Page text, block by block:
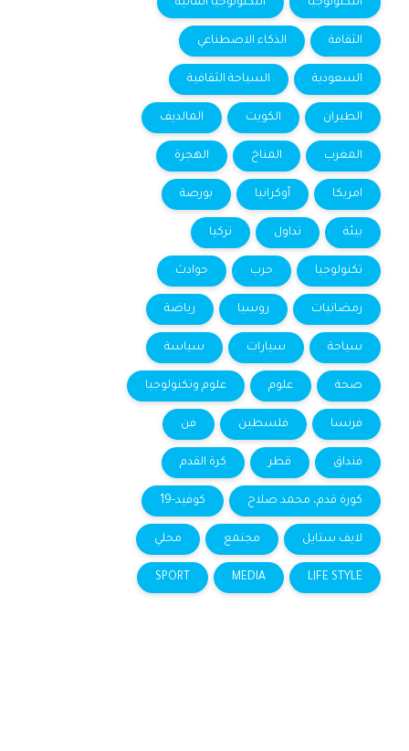
التكنولوجيا التكنولوجيا المالية
الثقافة الذكاء الاصطناعي
السعودية السياحة الثقافية
الطيران الكويت المالديف
المغرب المناخ الهجرة
امريكا أوكرانيا بورصة
بيئة تداول تركيا
تكنولوجيا حرب حوادث
رمضانيات روسيا رياضة
سياحة سيارات سياسة
صحة علوم علوم وتكنولوجيا
فرنسا فلسطين فن
فنداق قطر كرة القدم
كورة قدم، محمد صلاح كوفيد-19
لايف ستايل مجتمع محلي
LIFE STYLE
MEDIA
SPORT